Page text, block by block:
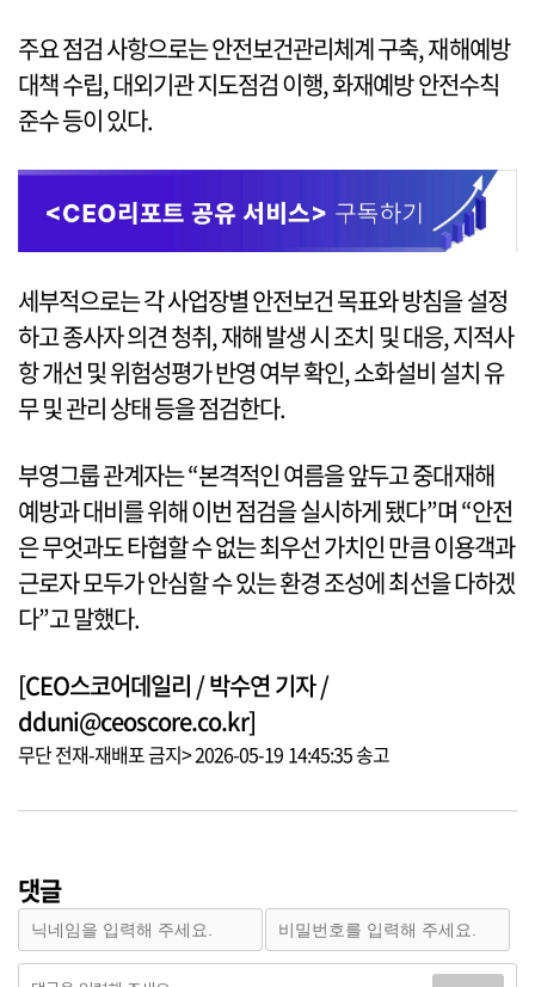
주요 점검 사항으로는 안전보건관리체계 구축, 재해예방
대책 수립, 대외기관 지도점검 이행, 화재예방 안전수칙
준수 등이 있다.
세부적으로는 각 사업장별 안전보건 목표와 방침을 설정
하고 종사자 의견 청취, 재해 발생 시 조치 및 대응, 지적사
항 개선 및 위험성평가 반영 여부 확인, 소화설비 설치 유
무 및 관리 상태 등을 점검한다.
부영그룹 관계자는 “본격적인 여름을 앞두고 중대재해
예방과 대비를 위해 이번 점검을 실시하게 됐다”며 “안전
은 무엇과도 타협할 수 없는 최우선 가치인 만큼 이용객과
근로자 모두가 안심할 수 있는 환경 조성에 최선을 다하겠
다”고 말했다.
[CEO스코어데일리 / 박수연 기자 /
dduni@ceoscore.co.kr]
무단 전재-재배포 금지> 2026-05-19 14:45:35 송고
댓글